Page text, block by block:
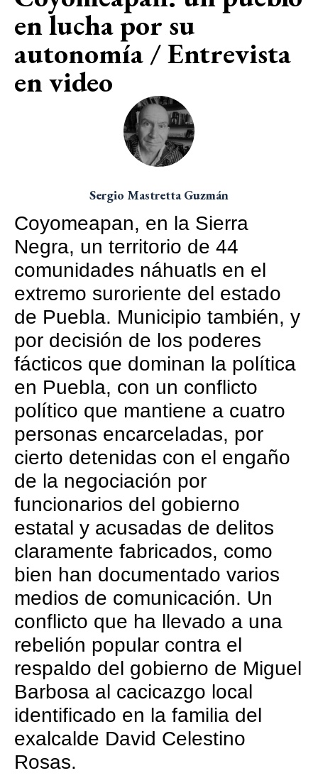
en lucha por su
autonomía / Entrevista
en video
Sergio Mastretta Guzmán
Coyomeapan, en la Sierra
Negra, un territorio de 44
comunidades náhuatls en el
extremo suroriente del estado
de Puebla. Municipio también, y
por decisión de los poderes
fácticos que dominan la política
en Puebla, con un conflicto
político que mantiene a cuatro
personas encarceladas, por
cierto detenidas con el engaño
de la negociación por
funcionarios del gobierno
estatal y acusadas de delitos
claramente fabricados, como
bien han documentado varios
medios de comunicación. Un
conflicto que ha llevado a una
rebelión popular contra el
respaldo del gobierno de Miguel
Barbosa al cacicazgo local
identificado en la familia del
exalcalde David Celestino
Rosas.